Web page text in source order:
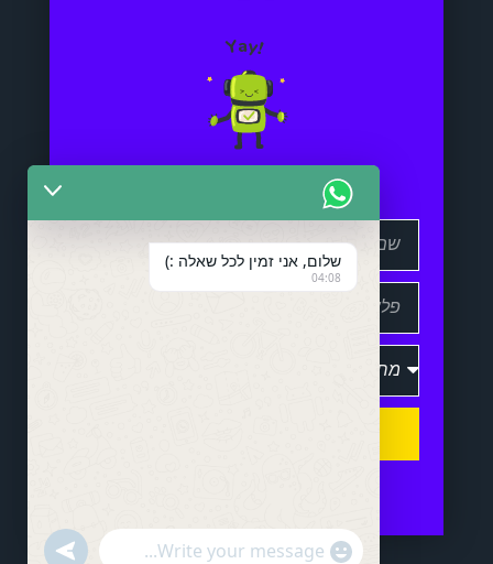
שלום, אני זמין לכל שאלה :)
04:08
"
U
N